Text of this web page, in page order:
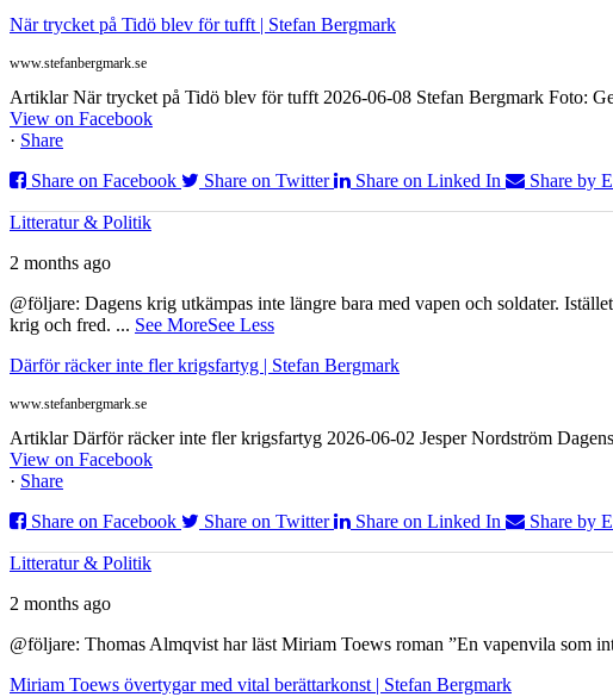
När trycket på Tidö blev för tufft | Stefan Bergmark
www.stefanbergmark.se
Artiklar När trycket på Tidö blev för tufft 2026-06-08 Stefan Bergmark Foto:
View on Facebook
· Share
Share on Facebook
Share on Twitter Share on Linked In Share by
Litteratur & Politik
2 months ago
@följare: Dagens krig utkämpas inte längre bara med vapen och soldater.
krig och fred. ... See MoreSee Less
Därför räcker inte fler krigsfartyg | Stefan Bergmark
www.stefanbergmark.se
Artiklar Därför räcker inte fler krigsfartyg 2026-06-02 Jesper Nordström
View on Facebook
· Share
Share on Facebook
Share on Twitter Share on Linked In Share by
Litteratur & Politik
2 months ago
@följare: Thomas Almqvist har läst Miriam Toews roman ”En vapenvila som
Miriam Toews övertygar med vital berättarkonst | Stefan Bergmark